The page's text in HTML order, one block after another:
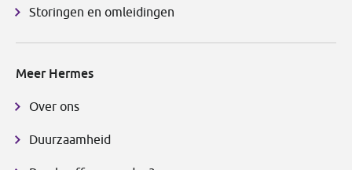
Storingen en omleidingen
Meer Hermes
Over ons
Duurzaamheid